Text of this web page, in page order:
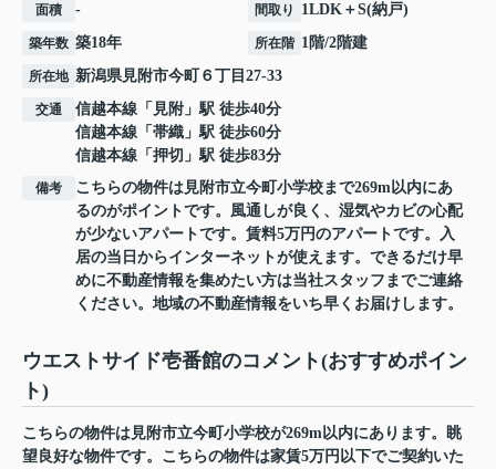
面積 - 間取り 1LDK＋S(納戸)
築年数 築18年 所在階 1階/2階建
所在地 新潟県見附市今町 ６丁目27-33
交通 信越本線 「 見附 」駅 徒歩40分
信越本線 「 帯織 」駅 徒歩60分
信越本線 「 押切 」駅 徒歩83分
備考
こちらの物件は見附市立今町小学校まで269m以内にあ
るのがポイントです。風通しが良く、湿気やカビの心配
が少ないアパートです。賃料5万円のアパートです。入
居の当日からインターネットが使えます。できるだけ早
めに不動産情報を集めたい方は当社スタッフまでご連絡
ください。地域の不動産情報をいち早くお届けします。
ウエストサイド壱番館のコメント(おすすめポイン
ト)
こちらの物件は見附市立今町小学校が269m以内にあります。眺
望良好な物件です。こちらの物件は家賃5万円以下でご契約いた